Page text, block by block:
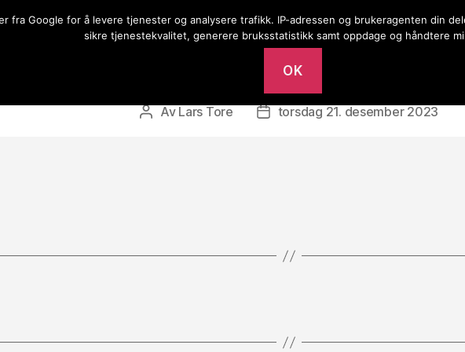
på hva som skjer på bedehuset Barn
Innleggsforfatter
Av Lars Tore Publiseringsdato
torsdag 21. desember 2023
fra Google for å levere tjenester og analysere trafikk. IP-adressen og brukeragenten din
sikre tjenestekvalitet, generere bruksstatistikk samt oppdage og håndtere
OK